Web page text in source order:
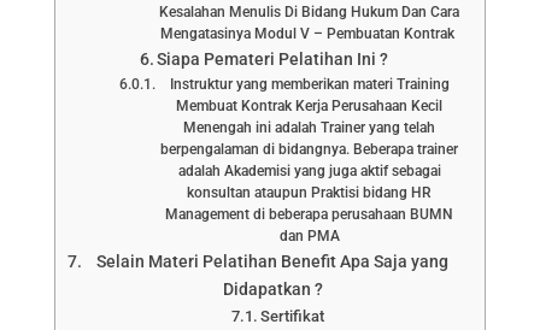
Kesalahan Menulis Di Bidang Hukum Dan Cara
Mengatasinya Modul V – Pembuatan Kontrak
Siapa Pemateri Pelatihan Ini ?
Instruktur yang memberikan materi Training
Membuat Kontrak Kerja Perusahaan Kecil
Menengah ini adalah Trainer yang telah
berpengalaman di bidangnya. Beberapa trainer
adalah Akademisi yang juga aktif sebagai
konsultan ataupun Praktisi bidang HR
Management di beberapa perusahaan BUMN
dan PMA
Selain Materi Pelatihan Benefit Apa Saja yang
Didapatkan ?
Sertifikat